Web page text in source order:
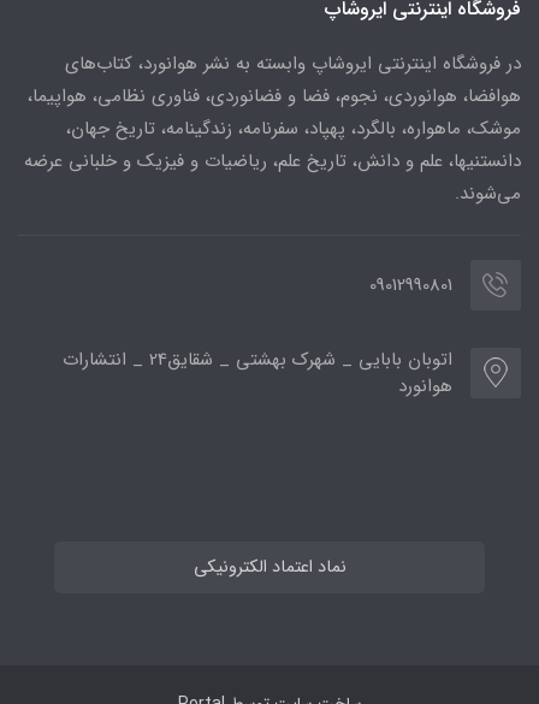
فروشگاه اینترنتی ایروشاپ
در فروشگاه اینترنتی ایروشاپ وابسته به نشر هوانورد، کتاب‌های
هوافضا، هوانوردی، نجوم، فضا و فضانوردی، فناوری نظامی، هواپیما،
موشک، ماهواره، بالگرد، پهپاد، سفرنامه، زندگینامه، تاریخ جهان،
دانستنیها، علم و دانش، تاریخ علم، ریاضیات و فیزیک و خلبانی عرضه
می‌شوند.
09012990801
اتوبان بابایی _ شهرک بهشتی _ شقایق24 _ انتشارات
هوانورد
نماد اعتماد الکترونیکی